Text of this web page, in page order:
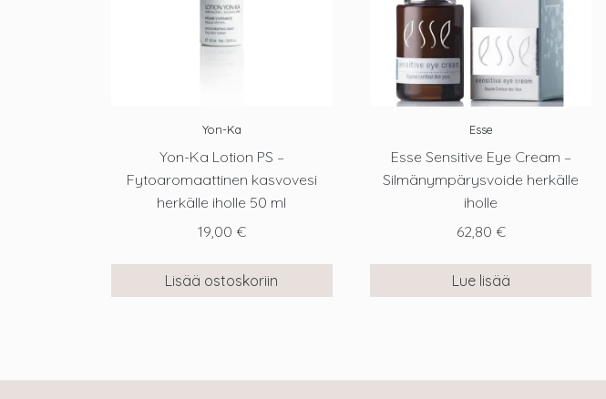
Yon-Ka
Yon-Ka Lotion PS –
Fytoaromaattinen kasvovesi
herkälle iholle 50 ml
19,00 €
Lisää ostoskoriin
Esse
Esse Sensitive Eye Cream –
Silmänympärysvoide herkälle
iholle
62,80 €
Lue lisää